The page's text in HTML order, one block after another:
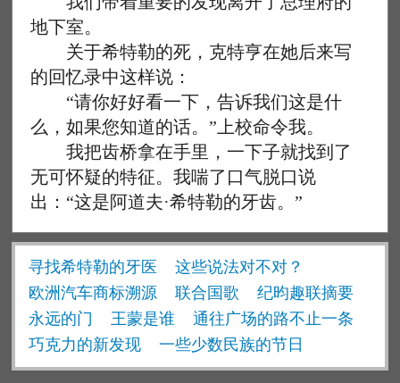
地下室。
关于希特勒的死，克特亨在她后来写
的回忆录中这样说：
“请你好好看一下，告诉我们这是什
么，如果您知道的话。”上校命令我。
我把齿桥拿在手里，一下子就找到了
无可怀疑的特征。我喘了口气脱口说
出：“这是阿道夫·希特勒的牙齿。”
寻找希特勒的牙医
这些说法对不对？
欧洲汽车商标溯源
联合国歌
纪昀趣联摘要
永远的门
王蒙是谁
通往广场的路不止一条
巧克力的新发现
一些少数民族的节日